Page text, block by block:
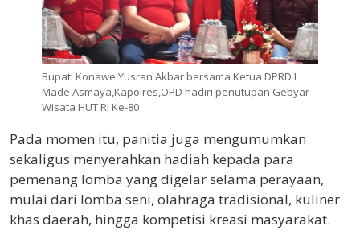
Bupati Konawe Yusran Akbar bersama Ketua DPRD I
Made Asmaya,Kapolres,OPD hadiri penutupan Gebyar
Wisata HUT RI Ke-80
Pada momen itu, panitia juga mengumumkan
sekaligus menyerahkan hadiah kepada para
pemenang lomba yang digelar selama perayaan,
mulai dari lomba seni, olahraga tradisional, kuliner
khas daerah, hingga kompetisi kreasi masyarakat.